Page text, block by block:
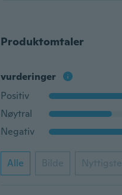
Produktomtaler
vurderinger
Positiv
Nøytral
Negativ
Alle Bilde Nyttigste